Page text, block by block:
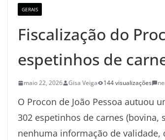
GERAIS
Fiscalização do
espetinhos de
maio 22, 2026 Gisa Veiga 144 visualizações
O Procon de João Pessoa autuou
302 espetinhos de carnes
nenhuma informação de validade,